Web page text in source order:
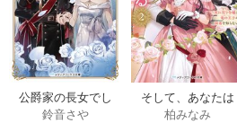
公爵家の長女でし
た
鈴音さや
そして、あなたは
私を捨てる
柏みなみ